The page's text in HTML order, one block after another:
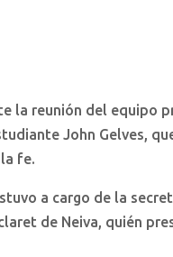
la reunión del equipo
John Gelves,
fe.
a cargo de la
de Neiva, quién